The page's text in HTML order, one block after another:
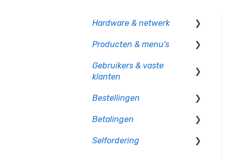
Hardware & netwerk
Kassa
PIO
Producten & menu's
Producten
indeling
Supplementen
Voorraad
Gebruikers & vaste
klanten
Gebruikersbeheer
Rechten en authorisatie
Bestellingen
Op bon
Op rekening betalen
Betalingen
Betaalmethoden
Selfordering